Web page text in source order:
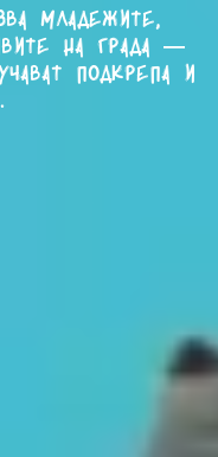
младежите,
на града —
подкрепа и